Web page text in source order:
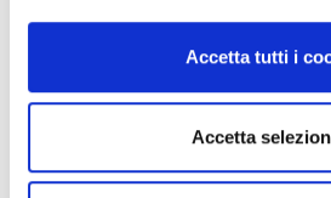
dalla Dichiarazione sui cookie.
Utilizziamo i cookie per
analizzare il nostro traffico.
Accetta tutti i
Accetta